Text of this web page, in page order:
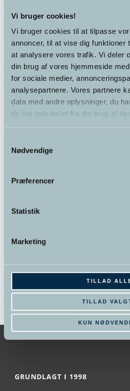
Vi bruger cookies!
Vi bruger cookies til at tilpasse
annoncer, til at vise dig funktioner
at analysere vores trafik. Vi deler
din brug af vores hjemmeside
for sociale medier,
analysepartnere. Vores partnere
data med andre oplysninger, du
de har indsamlet fra din brug af
Nødvendige
Præferencer
Statistik
Marketing
TILLAD
TILLAD
KUN
Varekategorier
Foredrag (2)
Kurser for alle
Uddannelser
GRUNDLAGT I 1998